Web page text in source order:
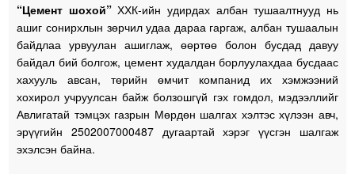
“Цемент шохой”ХХК-ийн удирдах албан тушаалтнууд нь
ашиг сонирхлын зөрчил удаа дараа гаргаж, албан тушаалын
байдлаа урвуулан ашиглаж, өөртөө болон бусдад давуу
байдал бий болгож, цемент худалдан борлуулахдаа бусдаас
хахууль авсан, төрийн өмчит компанид их хэмжээний
хохирол учруулсан байж болзошгүй гэх гомдол, мэдээллийг
Авлигатай тэмцэх газрын Мөрдөн шалгах хэлтэс хүлээн авч,
эрүүгийн 2502007000487 дугаартай хэрэг үүсгэн шалгаж
эхэлсэн байна.